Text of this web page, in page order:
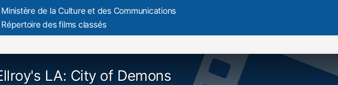
Ministère de la Culture et des Communications
Répertoire des films classés
LA: City of Demons